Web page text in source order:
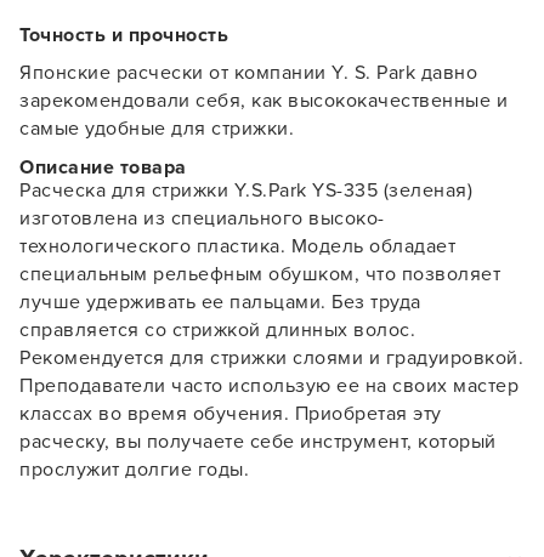
Точность и прочность
Японские расчески от компании Y. S. Park давно
зарекомендовали себя, как высококачественные и
самые удобные для стрижки.
Описание товара
Расческа для стрижки Y.S.Park YS-335 (зеленая)
изготовлена из специального высоко-
технологического пластика. Модель обладает
специальным рельефным обушком, что позволяет
лучше удерживать ее пальцами. Без труда
справляется со стрижкой длинных волос.
Рекомендуется для стрижки слоями и градуировкой.
Преподаватели часто использую ее на своих мастер
классах во время обучения. Приобретая эту
расческу, вы получаете себе инструмент, который
прослужит долгие годы.